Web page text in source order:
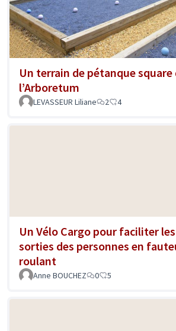
Un terrain de pétanque square
l’Arboretum
LEVASSEUR Liliane 2 4
Un Vélo Cargo pour faciliter les
sorties des personnes en
roulant
Anne BOUCHEZ 0 5